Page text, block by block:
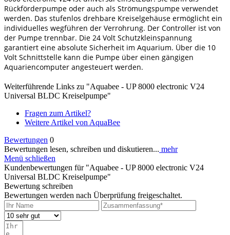
Rückförderpumpe oder auch als Strömungspumpe verwendet
werden. Das stufenlos drehbare Kreiselgehäuse ermöglicht ein
individuelles wegführen der Verrohrung. Der Controller ist von
der Pumpe trennbar. Die 24 Volt Schutzkleinspannung
garantiert eine absolute Sicherheit im Aquarium. Über die 10
Volt Schnittstelle kann die Pumpe über einen gängigen
Aquariencomputer angesteuert werden.
Weiterführende Links zu "Aquabee - UP 8000 electronic V24
Universal BLDC Kreiselpumpe"
Fragen zum Artikel?
Weitere Artikel von AquaBee
Bewertungen 0
Bewertungen lesen, schreiben und diskutieren... mehr
Menü schließen
Kundenbewertungen für "Aquabee - UP 8000 electronic V24
Universal BLDC Kreiselpumpe"
Bewertung schreiben
Bewertungen werden nach Überprüfung freigeschaltet.